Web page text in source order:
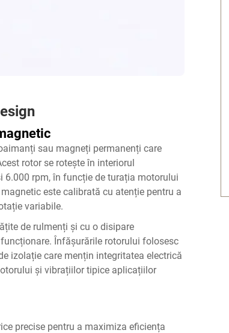
sau magneți permanenți care
rotor se rotește în interiorul
6.000 rpm, în funcție de turația motorului
este calibrată cu atenție pentru a
variabile.
de rulmenți și cu o disipare
Înfășurările rotorului folosesc
izolație care mențin integritatea electrică
și vibrațiilor tipice aplicațiilor
precise pentru a maximiza eficiența